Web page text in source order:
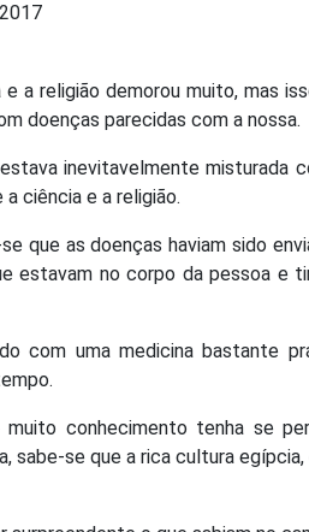
a religião demorou muito, mas
doenças parecidas com a nossa.
inevitavelmente misturada
ciência e a religião.
que as doenças haviam sido
estavam no corpo da pessoa e
com uma medicina bastante
muito conhecimento tenha se
sabe-se que a rica cultura